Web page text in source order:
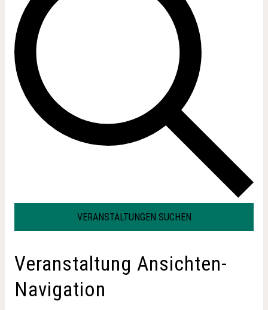
VERANSTALTUNGEN SUCHEN
Veranstaltung Ansichten-
Navigation